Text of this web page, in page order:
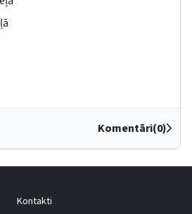
Komentāri(0)
Kontakti